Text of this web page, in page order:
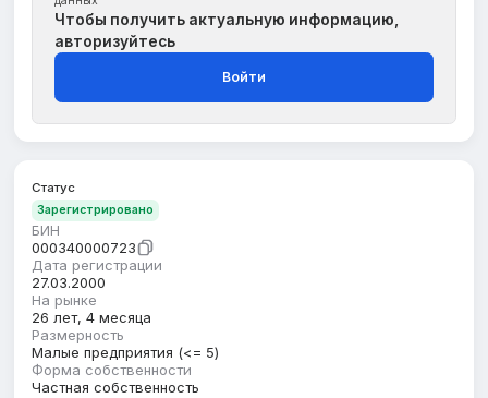
Чтобы получить актуальную информацию,
авторизуйтесь
Войти
Статус
Зарегистрировано
БИН
000340000723
Дата регистрации
27.03.2000
На рынке
26 лет, 4 месяца
Размерность
Малые предприятия (<= 5)
Форма собственности
Частная собственность